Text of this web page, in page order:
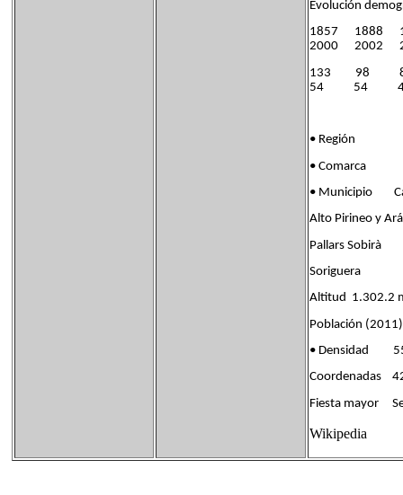
Evolución
1857 1888
2000 2002
133 98
54 54
• Región
• Comarca
• Municipio
Alto Pirineo y
Pallars Sobirà
Soriguera
Altitud 1.302.2
Población (2011)
• Densidad
Coordenadas
Fiesta mayor
Wikipedia